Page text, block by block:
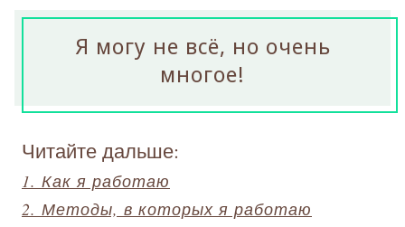
Я могу не всё, но очень
многое!
Читайте дальше:
1. Как я работаю
2. Методы, в которых я работаю